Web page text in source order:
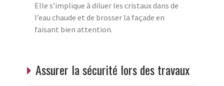
Elle s’implique à diluer les cristaux dans de
l’eau chaude et de brosser la façade en
faisant bien attention.
Assurer la sécurité lors des travaux